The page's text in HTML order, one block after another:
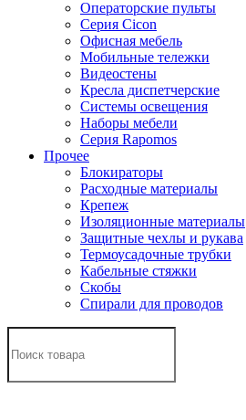
Операторские пульты
Серия Cicon
Офисная мебель
Мобильные тележки
Видеостены
Кресла диспетчерские
Системы освещения
Наборы мебели
Серия Rapomos
Прочее
Блокираторы
Расходные материалы
Крепеж
Изоляционные материалы
Защитные чехлы и рукава
Термоусадочные трубки
Кабельные стяжки
Скобы
Спирали для проводов